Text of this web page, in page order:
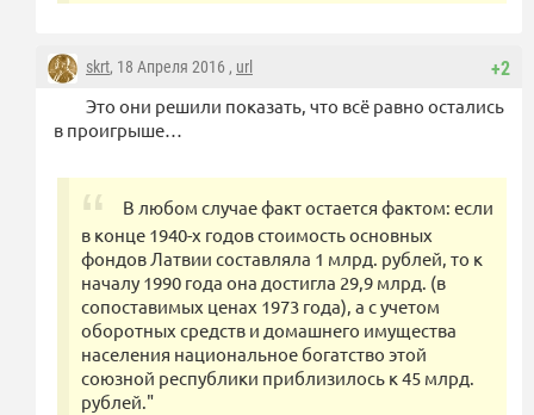
+2
skrt, 18 Апреля 2016 , url
Это они решили показать, что всё равно остались
в проигрыше…
В любом случае факт остается фактом: если
в конце 1940-х годов стоимость основных
фондов Латвии составляла 1 млрд. рублей, то к
началу 1990 года она достигла 29,9 млрд. (в
сопоставимых ценах 1973 года), а с учетом
оборотных средств и домашнего имущества
населения национальное богатство этой
союзной республики приблизилось к 45 млрд.
рублей."